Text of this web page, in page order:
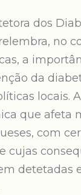
dos
no
a
da
locais.
que afeta
com
cujas
detetadas